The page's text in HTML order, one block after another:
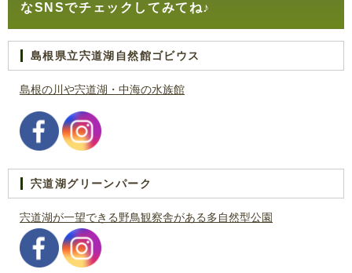
なSNSでチェックしてみてね♪
島根県立宍道湖自然館ゴビウス
島根の川や宍道湖・中海の水族館
宍道湖グリーンパーク
宍道湖が一望できる野鳥観察舎がある多自然型公園